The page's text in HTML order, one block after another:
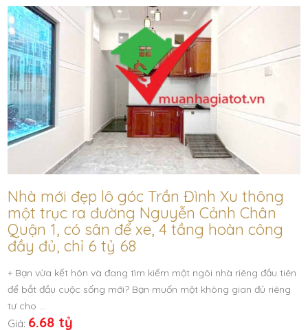
Nhà mới đẹp lô góc Trần Đình Xu thông
một trục ra đường Nguyễn Cảnh Chân
Quận 1, có sân để xe, 4 tầng hoàn công
đầy đủ, chỉ 6 tỷ 68
+ Bạn vừa kết hôn và đang tìm kiếm một ngôi nhà riêng đầu tiên
để bắt đầu cuộc sống mới? Bạn muốn một không gian đủ riêng
tư cho …
Giá: 6.68 tỷ